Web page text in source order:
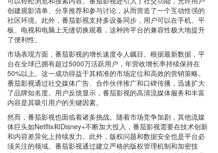
创建观影清单、分享推荐和参与讨论，从而营造了一个互动性强的
社区环境。此外，番茄影视支持多设备同步，用户可以在手机、平
板、电视和电脑上无缝切换观看，这种跨平台的兼容性极大地提升
了便利性。
市场表现方面，番茄影视的增长速度令人瞩目。根据最新数据，平
台在全球已拥有超过5000万活跃用户，年营收增长率持续保持在
50%以上。这一成功得益于其精准的市场定位和高效的营销策略。
番茄影视通过社交媒体广告、合作伙伴推广和口碑传播，迅速扩大
了品牌知名度。用户反馈显示，番茄影视的高清流媒体服务和丰富
内容是其吸引用户的关键因素。
然而，番茄影视也面临着诸多挑战。随着市场竞争加剧，其他流媒
体巨头如Netflix和Disney+不断加大投入，番茄影视需要在技术创新
和内容差异化上持续发力。此外，版权问题和数据安全也是平台必
须关注的领域。番茄影视通过建立严格的版权管理机制和加密技